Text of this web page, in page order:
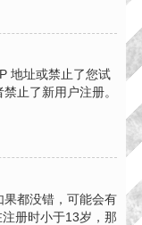
地址或禁止了您试
止了新用户注册。
都没错，可能会有
册时小于13岁，那